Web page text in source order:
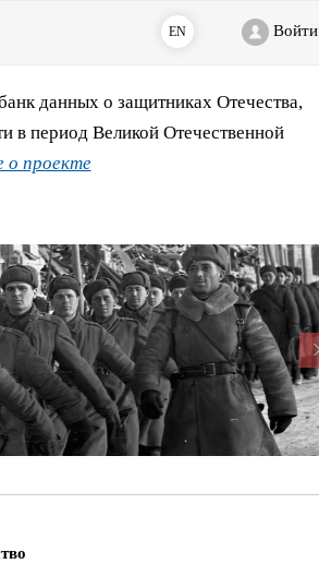
EN Войти
данных о защитниках Отечества,
в период Великой Отечественной
о проекте